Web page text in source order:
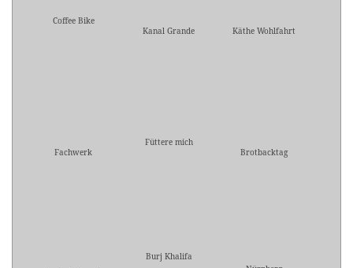
Coffee Bike
Kanal Grande
Käthe Wohlfahrt
Fachwerk
Füttere mich
Brotbacktag
Burj Khalifa